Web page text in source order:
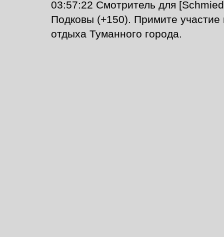
03:57:22 Смотритель для
Подковы (+150). Примите участие
отдыха Туманного города.